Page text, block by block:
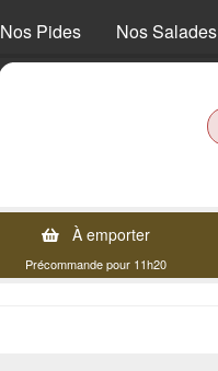
Nos Pides Nos Salades
À emporter
Précommande pour 11h20